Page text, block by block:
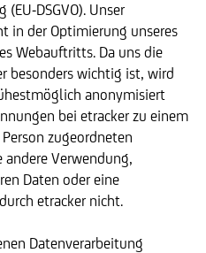
DSGVO). Unser
in der Optimierung unseres
Webauftritts. Da uns die
besonders wichtig ist, wird
anonymisiert
bei etracker zu einem
zugeordneten
Verwendung,
Daten oder eine
etracker nicht.
Datenverarbeitung